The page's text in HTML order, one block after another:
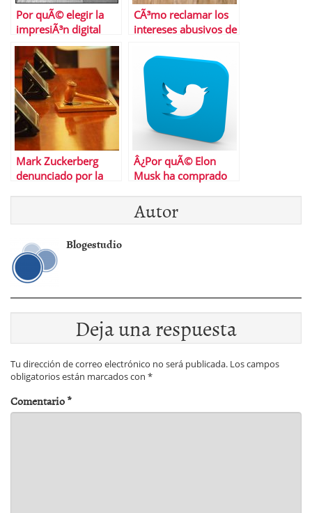
Por quÃ© elegir la
impresiÃ³n digital
CÃ³mo reclamar los
intereses abusivos de
Mark Zuckerberg
denunciado por la
Â¿Por quÃ© Elon
Musk ha comprado
Autor
Blogestudio
Deja una respuesta
Tu dirección de correo electrónico no será publicada. Los campos
obligatorios están marcados con *
Comentario*